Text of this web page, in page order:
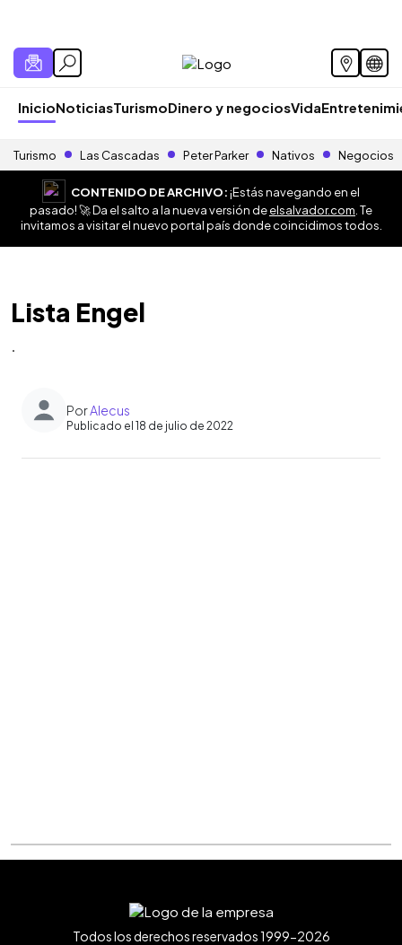
InicioNoticiasTurismoDinero y negociosVida
Turismo Las Cascadas Peter Parker Nativos Negocios
CONTENIDO DE ARCHIVO:¡Estás navegando en el
pasado! 🚀 Da el salto a la nueva versión deelsalvador.com . Te
invitamos a visitar el nuevo portal país donde coincidimos todos.
Lista Engel
.
PorAlecus
Publicado el 18 de julio de 2022
Todos los derechos reservados 1999-2026